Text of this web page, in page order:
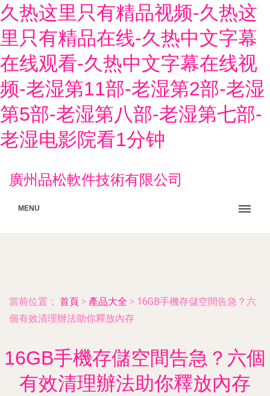
久热这里只有精品视频-久热这
里只有精品在线-久热中文字幕
在线观看-久热中文字幕在线视
频-老湿第11部-老湿第2部-老湿
第5部-老湿第八部-老湿第七部-
老湿电影院看1分钟
廣州品松軟件技術有限公司
MENU
當前位置： 首頁 > 產品大全 > 16GB手機存儲空間告急？六
個有效清理辦法助你釋放內存
16GB手機存儲空間告急？六個
有效清理辦法助你釋放內存